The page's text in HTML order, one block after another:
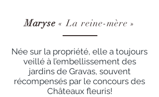
Maryse« La reine-mère »
Née sur la propriété, elle a toujours
veillé à l’embellissement des
jardins de Gravas, souvent
récompensés par le concours des
Châteaux fleuris!